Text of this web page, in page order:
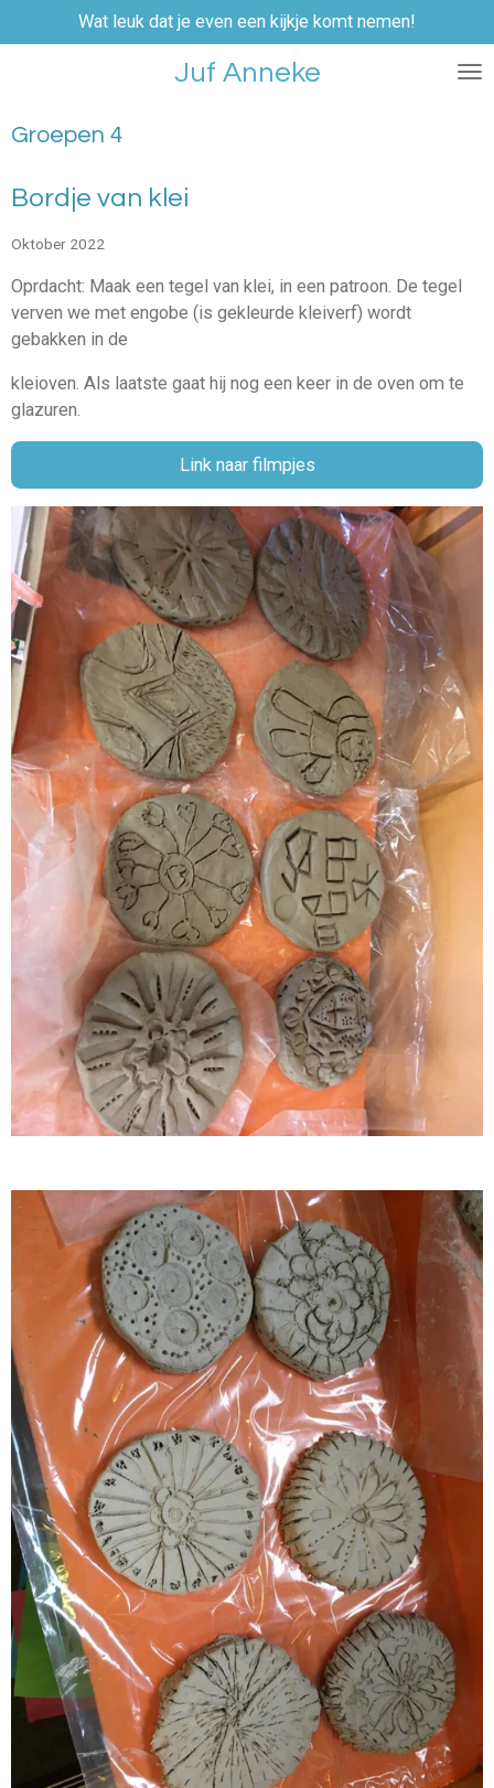
direct
hoofdinhoud
Juf Anneke
Wat leuk dat je even een kijkje komt nemen!
Groepen 4
Bordje van klei
Oktober 2022
Oprdacht: Maak een tegel van klei, in een patroon. De tegel
verven we met engobe (is gekleurde kleiverf) wordt
gebakken in de
kleioven. Als laatste gaat hij nog een keer in de oven om te
glazuren.
Link naar filmpjes